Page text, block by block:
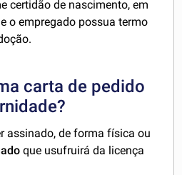
certidão de nascimento, em
o empregado possua termo
carta de pedido
assinado, de forma física ou
que usufruirá da licença